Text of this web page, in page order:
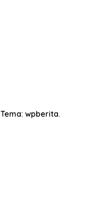
Tema: wpberita.